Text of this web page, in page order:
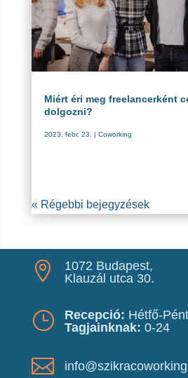
Miért éri meg freelancerként
dolgozni?
2023. febr. 23. | Coworking
« Régebbi bejegyzések

1072 Budapest,
Klauzál utca 30.
} Recepció: Hétfő-
Tagjainknak: 0-24
